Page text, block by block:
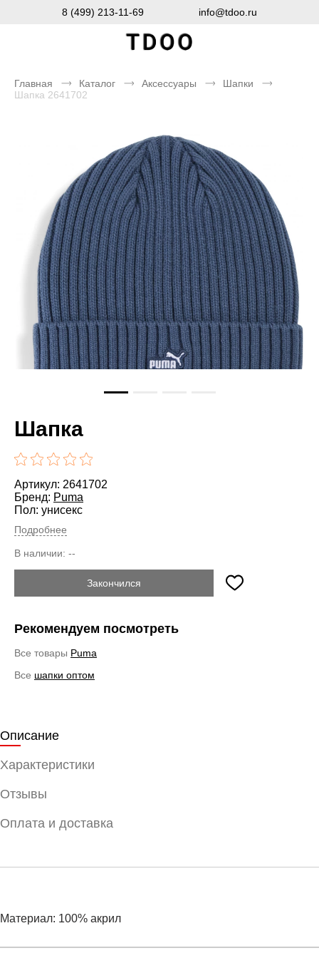
8 (499) 213-11-69 info@tdoo.ru
Главная Каталог Аксессуары
Шапки
Шапка 2641702
Шапка
Артикул: 2641702
Бренд: Puma
Пол: унисекс
Подробнее
В наличии: --
Закончился
Рекомендуем посмотреть
Все товары Puma
Все шапки оптом
Описание
Характеристики
Отзывы
Оплата и доставка
Материал: 100% акрил